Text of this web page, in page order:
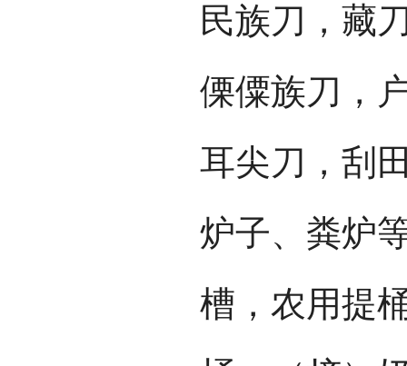
民族刀，藏
傈僳族刀，
耳尖刀，刮
炉子、粪炉
槽，农用提